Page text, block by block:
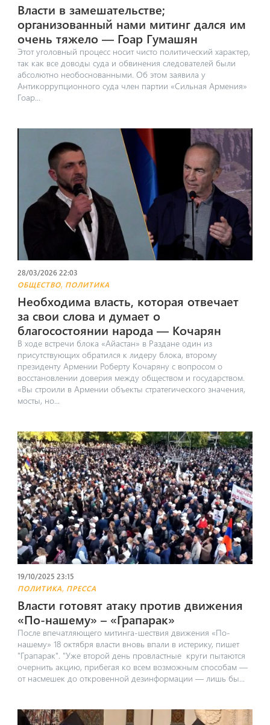
Власти в замешательстве;
организованный нами митинг дался им
очень тяжело — Гоар Гумашян
Этот уголовный процесс носит чисто политический характер,
так как все доводы суда и обвинения следователей были
абсолютно необоснованными. Об этом заявила у
Антикоррупционного суда член партии «Сильная Армения»
Гоар...
28/03/2026 22:03
ОБЩЕСТВО, ПОЛИТИКА
Необходима власть, которая отвечает
за свои слова и думает о
благосостоянии народа — Кочарян
В ходе встречи блока «Айастан» в Раздане один из
присутствующих обратился к лидеру блока, второму
президенту Армении Роберту Кочаряну с вопросом о
восстановлении доверия между обществом и государством.
«Вы строили в Армении объекты стратегического значения,
мосты, но...
19/10/2025 23:15
ПОЛИТИКА, ПРЕССА
Власти готовят атаку против движения
«По-нашему» – «Грапарак»
После впечатляющего митинга-шествия движения «По-
нашему» 18 октября власти вновь впали в истерику, пишет
"Грапарак". "Уже второй день провластные круги пытаются
очернить акцию, прибегая ко всем возможным способам —
от насмешек до откровенной дезинформации — лишь бы...